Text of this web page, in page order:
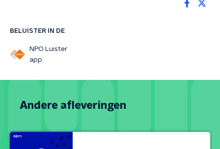
BELUISTER IN DE
NPO Luister
app
Andere afleveringen